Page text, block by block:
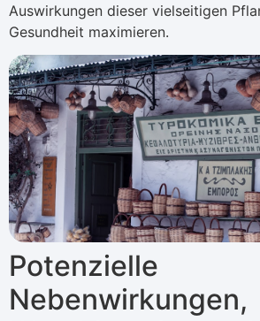
Auswirkungen dieser vielseitigen
Gesundheit maximieren.
Potenzielle
Nebenwirkungen,